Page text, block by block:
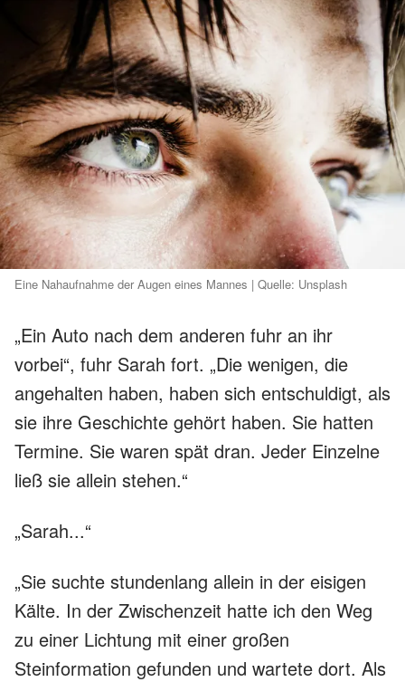
Eine Nahaufnahme der Augen eines Mannes | Quelle: Unsplash
„Ein Auto nach dem anderen fuhr an ihr
vorbei“, fuhr Sarah fort. „Die wenigen, die
angehalten haben, haben sich entschuldigt, als
sie ihre Geschichte gehört haben. Sie hatten
Termine. Sie waren spät dran. Jeder Einzelne
ließ sie allein stehen.“
„Sarah...“
„Sie suchte stundenlang allein in der eisigen
Kälte. In der Zwischenzeit hatte ich den Weg
zu einer Lichtung mit einer großen
Steinformation gefunden und wartete dort. Als